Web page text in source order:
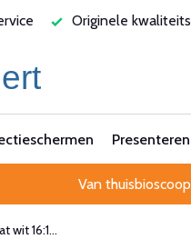
Originele
Presenteren
Van
wit 16:1...